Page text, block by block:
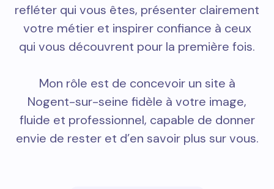
refléter qui vous êtes, présenter clairement
votre métier et inspirer confiance à ceux
qui vous découvrent pour la première fois.
Mon rôle est de concevoir un site à
Nogent-sur-seine fidèle à votre image,
fluide et professionnel, capable de donner
envie de rester et d’en savoir plus sur vous.